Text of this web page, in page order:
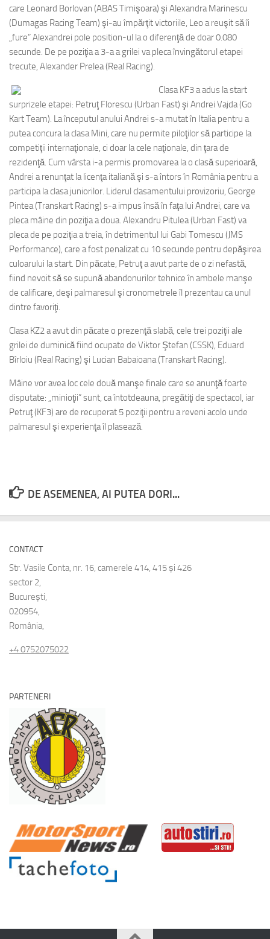
care Leonard Borlovan (ABAS Timişoara) şi Alexandra Marinescu
(Dumagas Racing Team) şi-au împărţit victoriile, Leo a reuşit să îi
„fure” Alexandrei pole position-ul la o diferenţă de doar 0.080
secunde. De pe poziţia a 3-a a grilei va pleca învingătorul etapei
trecute, Alexander Prelea (Real Racing).
Clasa KF3 a adus la start
surprizele etapei: Petruţ Florescu (Urban Fast) şi Andrei Vajda (Go
Kart Team). La începutul anului Andrei s-a mutat în Italia pentru a
putea concura la clasa Mini, care nu permite piloţilor să participe la
competiţii internaţionale, ci doar la cele naţionale, din ţara de
rezidenţă. Cum vârsta i-a permis promovarea la o clasă superioară,
Andrei a renunţat la licenţa italiană şi s-a întors în România pentru a
participa la clasa juniorilor. Liderul clasamentului provizoriu, George
Pintea (Transkart Racing) s-a impus însă în faţa lui Andrei, care va
pleca mâine din poziţia a doua. Alexandru Pitulea (Urban Fast) va
pleca de pe poziţia a treia, în detrimentul lui Gabi Tomescu (JMS
Performance), care a fost penalizat cu 10 secunde pentru depăşirea
culoarului la start. Din păcate, Petruţ a avut parte de o zi nefastă,
fiind nevoit să se supună abandonurilor tehnice în ambele manşe
de calificare, deşi palmaresul şi cronometrele îl prezentau ca unul
dintre favoriţi.
Clasa KZ2 a avut din păcate o prezenţă slabă, cele trei poziţii ale
grilei de duminică fiind ocupate de Viktor Ştefan (CSSK), Eduard
Bîrloiu (Real Racing) şi Lucian Babaioana (Transkart Racing).
Mâine vor avea loc cele două manşe finale care se anunţă foarte
disputate: „minioţii” sunt, ca întotdeauna, pregătiţi de spectacol, iar
Petruţ (KF3) are de recuperat 5 poziţii pentru a reveni acolo unde
palmaresul şi experienţa îl plasează.
DE ASEMENEA, AI PUTEA DORI...
CONTACT
Str. Vasile Conta, nr. 16, camerele 414, 415 și 426
sector 2,
București,
020954,
România,
+4 0752075022
PARTENERI